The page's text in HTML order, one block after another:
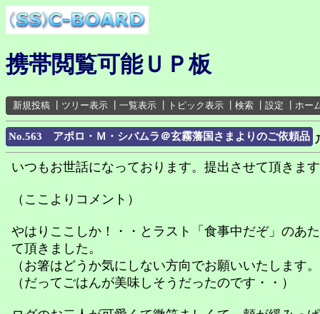
携帯閲覧可能ＵＰ板
新規投稿 ツリー表示 一覧表示 トピック表示 検索 設定 ホー
No.563 アポロ・Ｍ・シバムラ＠玄霧藩国さまよりのご依頼品
いつもお世話になっております。提出させて頂きま
（ここよりコメント）
やはりここしか！・・とラスト「食事中だぞ」のあ
て頂きました。
（お箸はどうか気にしない方向でお願いいたします
（だってごはんが美味しそうだったのです・・）